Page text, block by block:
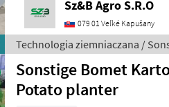
Sz&B Agro S.R.O
079 01 Veľké Kapušany
Technologia ziemniaczana /
Sonstige Bomet
Potato planter